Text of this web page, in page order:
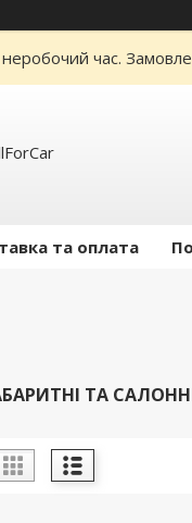
неробочий час.
та оплата
ТА